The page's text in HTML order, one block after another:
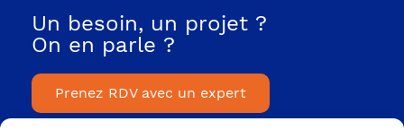
Un besoin, un projet ?
On en parle ?
Prenez RDV avec un expert